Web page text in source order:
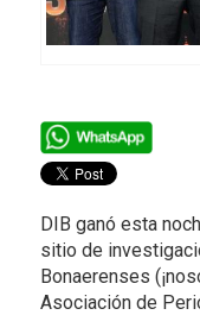
DIB ganó esta
sitio de
Bonaerenses
Asociación de